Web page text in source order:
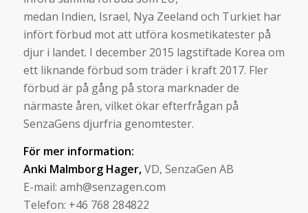
medan Indien, Israel, Nya Zeeland och Turkiet har
infört förbud mot att utföra kosmetikatester på
djur i landet. I december 2015 lagstiftade Korea om
ett liknande förbud som träder i kraft 2017. Fler
förbud är på gång på stora marknader de
närmaste åren, vilket ökar efterfrågan på
SenzaGens djurfria genomtester.
För mer information:
Anki Malmborg Hager,VD, SenzaGen AB
E-mail: amh@senzagen.com
Telefon: +46 768 284822